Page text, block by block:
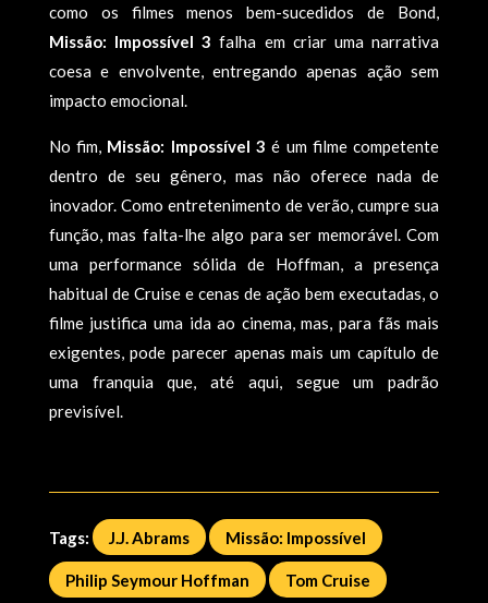
como os filmes menos bem-sucedidos de Bond,
Missão: Impossível 3 falha em criar uma narrativa
coesa e envolvente, entregando apenas ação sem
impacto emocional.
No fim, Missão: Impossível 3 é um filme competente
dentro de seu gênero, mas não oferece nada de
inovador. Como entretenimento de verão, cumpre sua
função, mas falta-lhe algo para ser memorável. Com
uma performance sólida de Hoffman, a presença
habitual de Cruise e cenas de ação bem executadas, o
filme justifica uma ida ao cinema, mas, para fãs mais
exigentes, pode parecer apenas mais um capítulo de
uma franquia que, até aqui, segue um padrão
previsível.
Tags: J.J. Abrams Missão: Impossí­vel
Philip Seymour Hoffman Tom Cruise